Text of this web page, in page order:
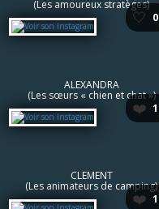
(Les amoureux stratèges)
🤍 0
ALEXANDRA
(Les sœurs « chien et chat »)
❤️ 1
CLEMENT
(Les animateurs de camping)
❤️ 1